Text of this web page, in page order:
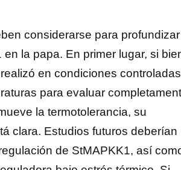
considerarse para profundizar
la papa. En primer lugar, si
en condiciones
para evaluar
la termotolerancia, su
clara. Estudios futuros deberían
de StMAPKK1, así